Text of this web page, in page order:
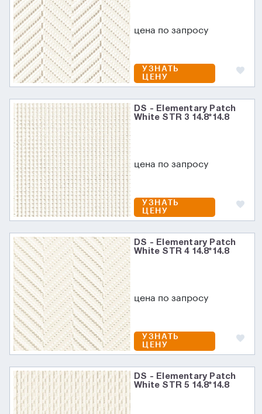
цена по запросу
УЗНАТЬ
ЦЕНУ
DS - Elementary Patch
White STR 3 14.8*14.8
цена по запросу
УЗНАТЬ
ЦЕНУ
DS - Elementary Patch
White STR 4 14.8*14.8
цена по запросу
УЗНАТЬ
ЦЕНУ
DS - Elementary Patch
White STR 5 14.8*14.8